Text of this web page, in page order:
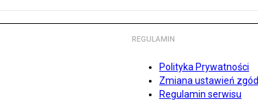
REGULAMIN
Polityka Prywatności
Zmiana ustawień zgód
Regulamin serwisu